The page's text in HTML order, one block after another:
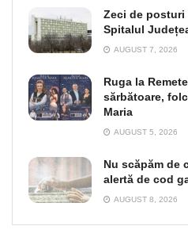
Zeci de posturi
Spitalul
AUGUST 7, 2026
Ruga la
sărbătoare,
Maria
AUGUST 5, 2026
Nu scăpăm de
alertă de cod
AUGUST 8, 2026